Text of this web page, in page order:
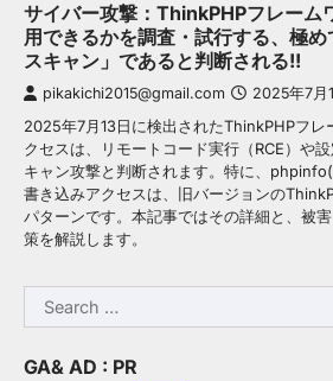
サイバー攻撃：ThinkPHPフレーム
用できるかを調査・試行する、極
スキャン」であると判断される!!
pikakichi2015@gmail.com 2025年7月
2025年7月13日に検出されたThinkPHPフレ
クセスは、リモートコード実行（RCE）や
キャン攻撃と判断されます。特に、
書き込みアクセスは、旧バージョンの
パターンです。本記事ではその詳細と、被
策を解説します。
Search
for:
GA& AD : PR